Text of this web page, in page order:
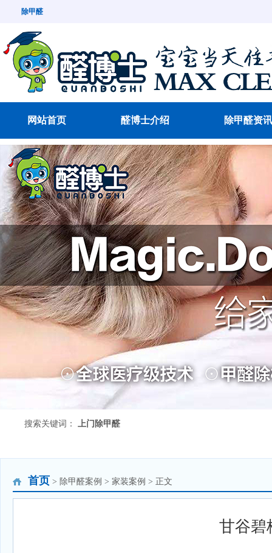
除甲醛
网站首页 醛博士介绍 除甲醛资讯
搜索关键词： 上门除甲醛
首页 > 除甲醛案例 > 家装案例 > 正文
甘谷碧